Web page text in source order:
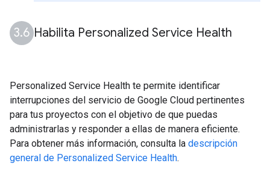
Habilita Personalized Service Health
Personalized Service Health te permite identificar
interrupciones del servicio de Google Cloud pertinentes
para tus proyectos con el objetivo de que puedas
administrarlas y responder a ellas de manera eficiente.
Para obtener más información, consulta la descripción
general de Personalized Service Health.